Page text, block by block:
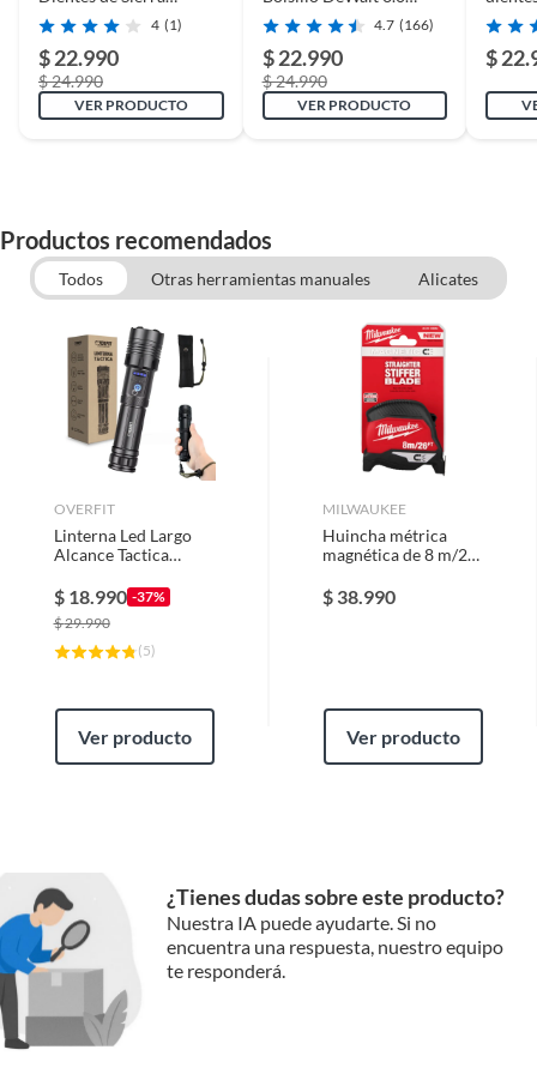
DeWalt DWHT10994
4 (1)
$ 22.990
$ 24.990
VER PRODUCTO
DeWalt DWHT10993
4.7 (166)
$ 22.990
$ 24.990
VER PRODUCTO
$
Productos recomendados
Todos Otras herramientas manuales Alicates
OVERFIT
Linterna Led Largo
Alcance Tactica
1500LM
$ 18.990 -37%
$29.990
(5)
Ver producto
MILWAUKEE
Huincha métrica
magnética de 8 m/26
1026M
$ 38.990
Ver producto
¿Tienes dudas sobre este producto?
Nuestra IA puede ayudarte. Si no
encuentra una respuesta, nuestro equipo
te responderá.